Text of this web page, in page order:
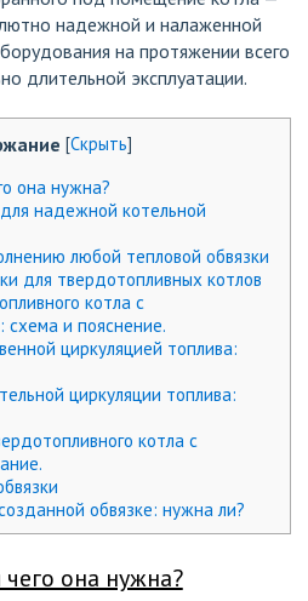
надежной и налаженной
на протяжении всего
длительной эксплуатации.
[Скрыть]
она нужна?
надежной котельной
любой тепловой обвязки
для твердотопливных котлов
котла с
схема и пояснение.
циркуляцией топлива:
циркуляции топлива:
котла с
обвязке: нужна ли?
она нужна?